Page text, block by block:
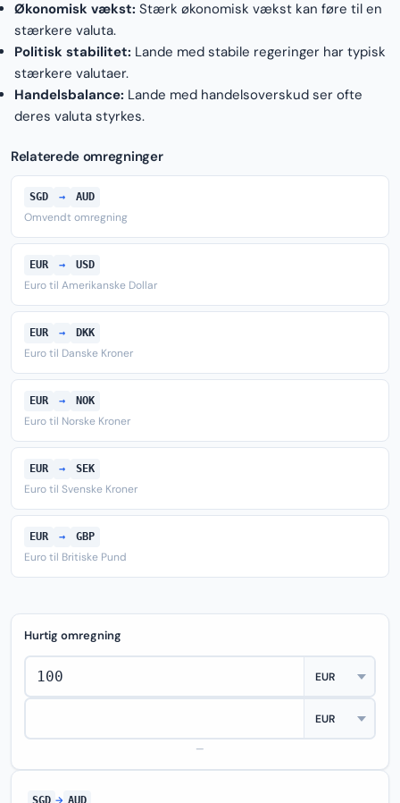
Økonomisk vækst: Stærk økonomisk vækst kan føre til en
stærkere valuta.
Politisk stabilitet: Lande med stabile regeringer har typisk
stærkere valutaer.
Handelsbalance: Lande med handelsoverskud ser ofte
deres valuta styrkes.
Relaterede omregninger
SGD → AUD
Omvendt omregning
EUR → USD
Euro til Amerikanske Dollar
EUR → DKK
Euro til Danske Kroner
EUR → NOK
Euro til Norske Kroner
EUR → SEK
Euro til Svenske Kroner
EUR → GBP
Euro til Britiske Pund
Hurtig omregning
—
SGD → AUD